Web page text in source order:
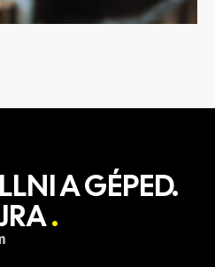
A GÉPED.
.